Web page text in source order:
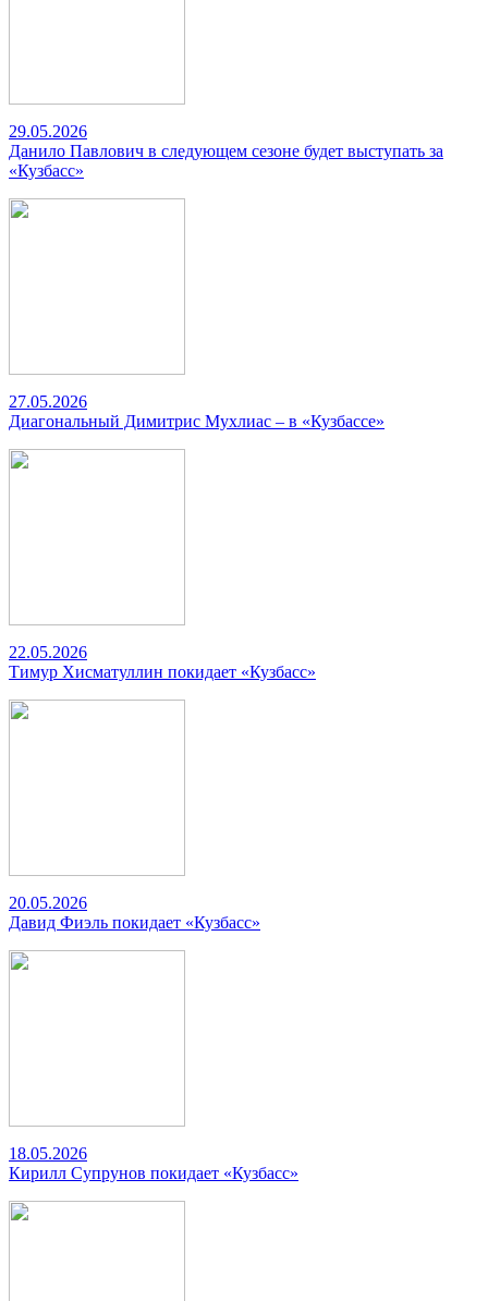
29.05.2026
Данило Павлович в следующем сезоне будет выступать за
«Кузбасс»
27.05.2026
Диагональный Димитрис Мухлиас – в «Кузбассе»
22.05.2026
Тимур Хисматуллин покидает «Кузбасс»
20.05.2026
Давид Фиэль покидает «Кузбасс»
18.05.2026
Кирилл Супрунов покидает «Кузбасс»